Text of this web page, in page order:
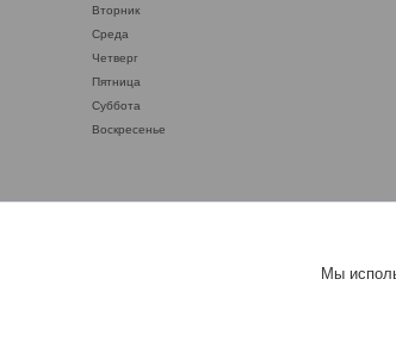
Вторник
Среда
Четверг
Пятница
Суббота
Воскресенье
Мы